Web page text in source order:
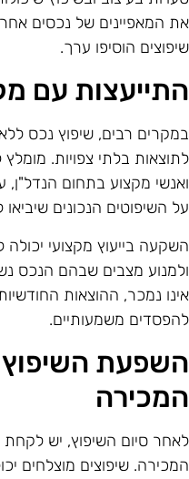
המאפיינים של נכסים
הוסיפו ערך.
עם
רבים, שיפוץ נכס ללא
בלתי צפויות. מומלץ
מקצוע בתחום הנדל"ן,
השיפוטים הנכונים שיביאו
בייעוץ מקצועי
מצבים שבהם הנכס
נמכר, ההוצאות
משמעותיים.
השיפוץ
סיום השיפוץ, יש
שיפוצים מוצלחים